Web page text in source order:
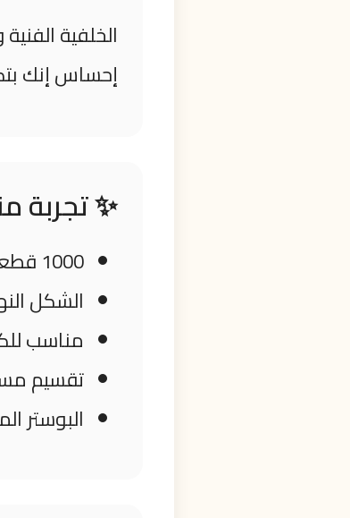
الخلفية
إحساس إنك
✨ تجربة
1000 قطعة مناسبة للي بيحبوا التحديات المتوسطة والصعبة
الشكل
مناسب
تقسيم
البوستر